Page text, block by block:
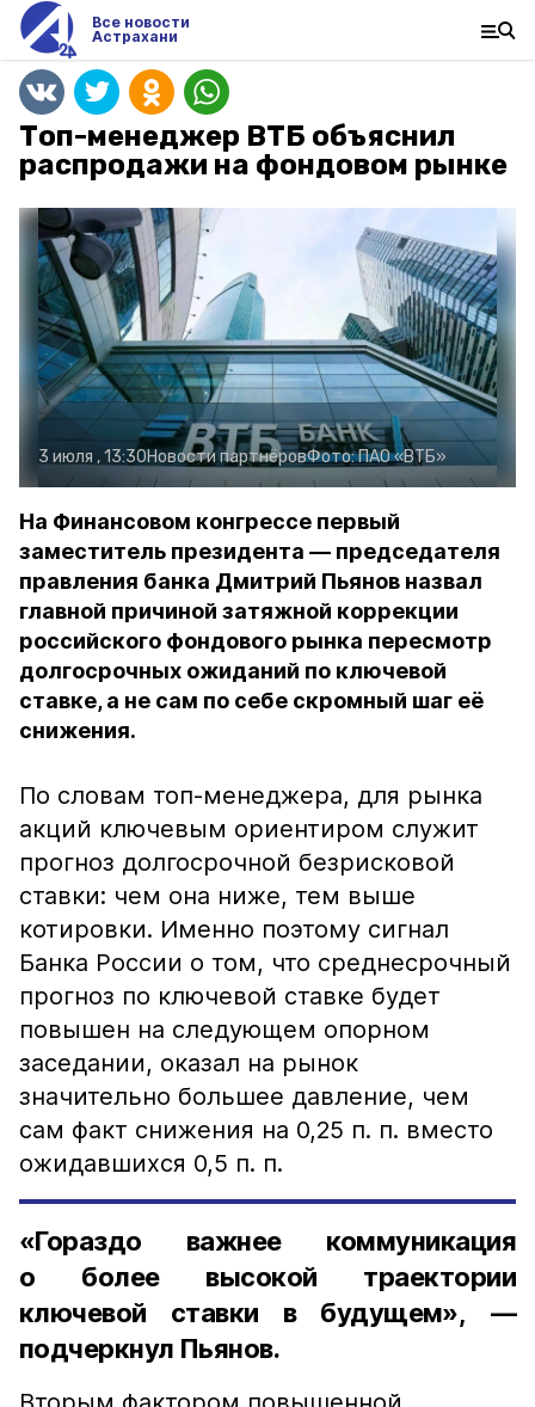
Все новости
Астрахани
Топ-менеджер ВТБ объяснил
распродажи на фондовом рынке
3 июля , 13:30Новости партнёровФото:ПАО «ВТБ»
На Финансовом конгрессе первый
заместитель президента — председателя
правления банка Дмитрий Пьянов назвал
главной причиной затяжной коррекции
российского фондового рынка пересмотр
долгосрочных ожиданий по ключевой
ставке, а не сам по себе скромный шаг её
снижения.
По словам топ-менеджера, для рынка
акций ключевым ориентиром служит
прогноз долгосрочной безрисковой
ставки: чем она ниже, тем выше
котировки. Именно поэтому сигнал
Банка России о том, что среднесрочный
прогноз по ключевой ставке будет
повышен на следующем опорном
заседании, оказал на рынок
значительно большее давление, чем
сам факт снижения на 0,25 п. п. вместо
ожидавшихся 0,5 п. п.
«Гораздо важнее коммуникация
о более высокой траектории
ключевой ставки в будущем», —
подчеркнул Пьянов.